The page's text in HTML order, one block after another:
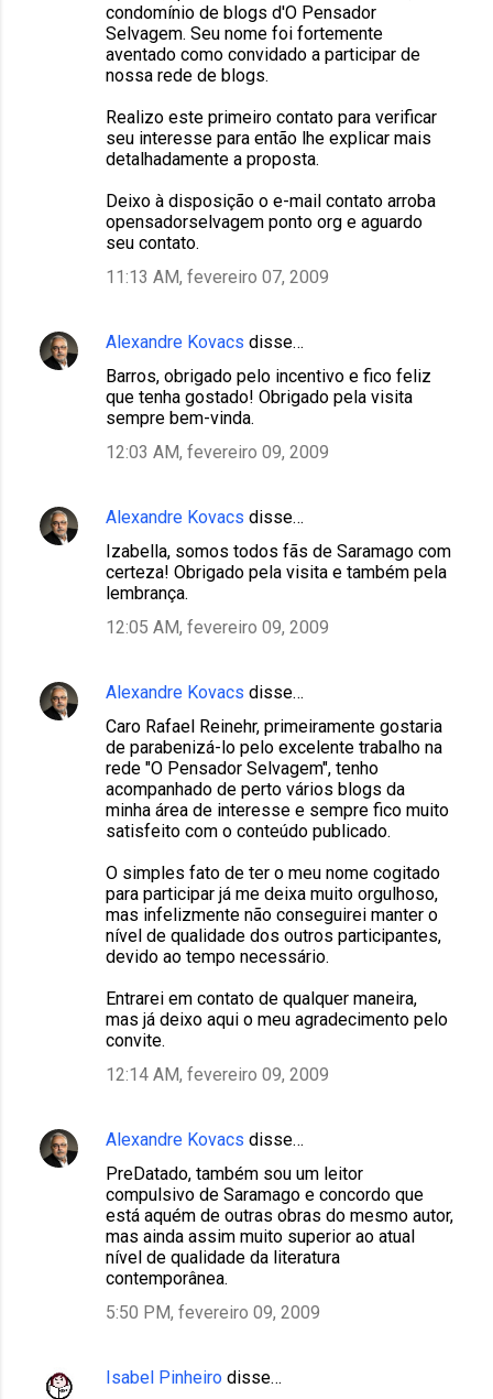
condomínio de blogs d'O Pensador
Selvagem. Seu nome foi fortemente
aventado como convidado a participar de
nossa rede de blogs.
Realizo este primeiro contato para verificar
seu interesse para então lhe explicar mais
detalhadamente a proposta.
Deixo à disposição o e-mail contato arroba
opensadorselvagem ponto org e aguardo
seu contato.
11:13 AM, fevereiro 07, 2009
Alexandre Kovacs disse…
Barros, obrigado pelo incentivo e fico feliz
que tenha gostado! Obrigado pela visita
sempre bem-vinda.
12:03 AM, fevereiro 09, 2009
Alexandre Kovacs disse…
Izabella, somos todos fãs de Saramago com
certeza! Obrigado pela visita e também pela
lembrança.
12:05 AM, fevereiro 09, 2009
Alexandre Kovacs disse…
Caro Rafael Reinehr, primeiramente gostaria
de parabenizá-lo pelo excelente trabalho na
rede "O Pensador Selvagem", tenho
acompanhado de perto vários blogs da
minha área de interesse e sempre fico muito
satisfeito com o conteúdo publicado.
O simples fato de ter o meu nome cogitado
para participar já me deixa muito orgulhoso,
mas infelizmente não conseguirei manter o
nível de qualidade dos outros participantes,
devido ao tempo necessário.
Entrarei em contato de qualquer maneira,
mas já deixo aqui o meu agradecimento pelo
convite.
12:14 AM, fevereiro 09, 2009
Alexandre Kovacs disse…
PreDatado, também sou um leitor
compulsivo de Saramago e concordo que
está aquém de outras obras do mesmo autor,
mas ainda assim muito superior ao atual
nível de qualidade da literatura
contemporânea.
5:50 PM, fevereiro 09, 2009
Isabel Pinheiro disse…